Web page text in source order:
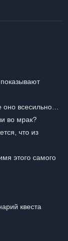
оно всесильно…
во мрак?
что из
этого самого
квеста